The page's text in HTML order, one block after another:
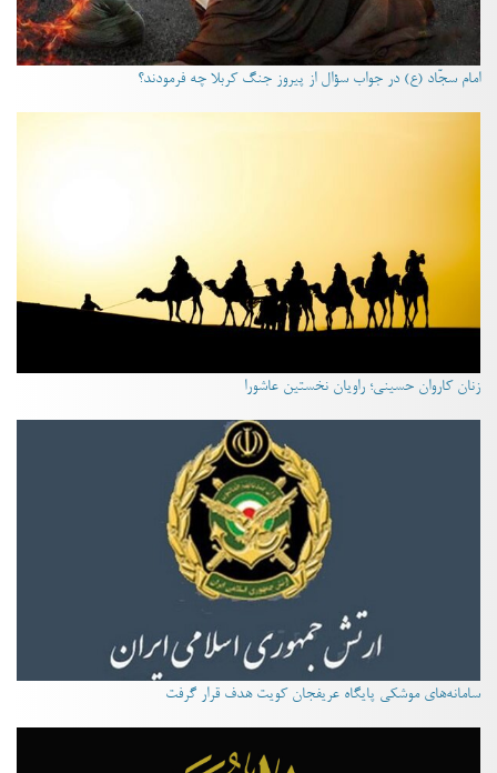
امام سجّاد (ع) در جواب سؤال از پیروز جنگ کربلا چه فرمودند؟
زنان کاروان حسینی؛ راویان نخستین عاشورا
سامانه‌های موشکی پایگاه عریفجان کویت هدف قرار گرفت